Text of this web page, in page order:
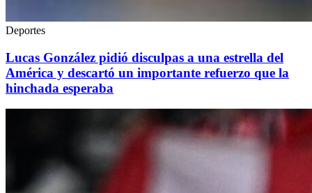
Deportes
Lucas González pidió disculpas a una estrella del
América y descartó un importante refuerzo que la
hinchada esperaba